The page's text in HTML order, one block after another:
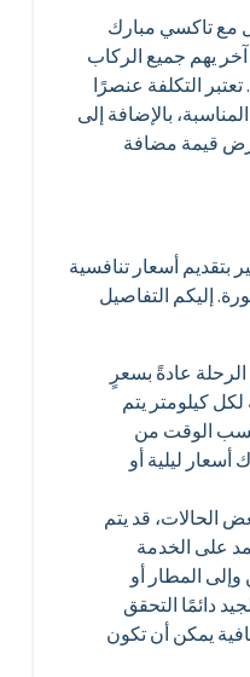
مع تاكسي مبارك
يهم جميع الركاب
التكلفة عنصرًا
بالإضافة إلى
قيمة مضافة
بتقديم أسعار تنافسية
إليكم التفاصيل
عادةً بسعرٍ
كيلومتر يتم
الوقت من
ليلية أو
قد يتم
على الخدمة
المطار أو
دائمًا التحقق
يمكن أن تكون